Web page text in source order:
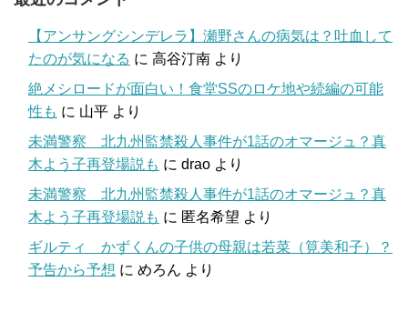
【アンサングシンデレラ】瀬野さんの病気は？吐血して
たのが気になる に 高谷汀南 より
絶メシロードが面白い！食堂SSのロケ地や続編の可能
性も に 山平 より
未満警察 北九州監禁殺人事件が1話のオマージュ？真
木よう子再登場説も に drao より
未満警察 北九州監禁殺人事件が1話のオマージュ？真
木よう子再登場説も に 匿名希望 より
ギルティ かずくんの子供の母親は若菜（筧美和子）？
予告から予想 に めろん より